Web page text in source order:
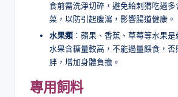
食前需洗淨切碎，避免給刺猬吃過多
菜，以防引起腹瀉，影響腸道健康。
水果類 ：蘋果、香蕉、草莓等水果
水果含糖量較高，不能過量餵食，
胖，增加身體負擔。
專用飼料